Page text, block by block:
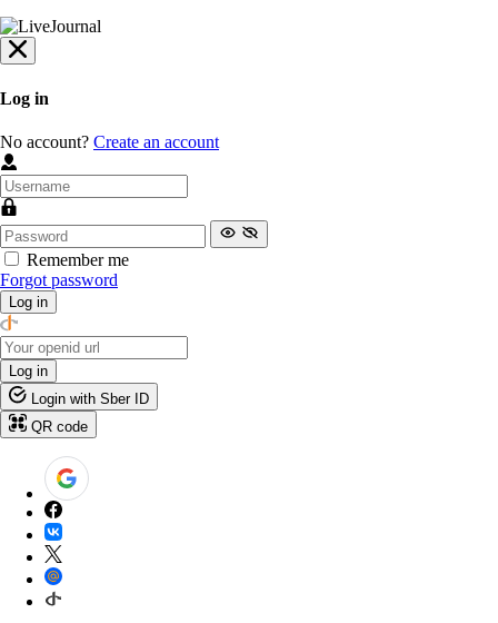
Log in
No account? Create an account
Remember me
Forgot password
Log in
Log in
Login with Sber ID
QR code